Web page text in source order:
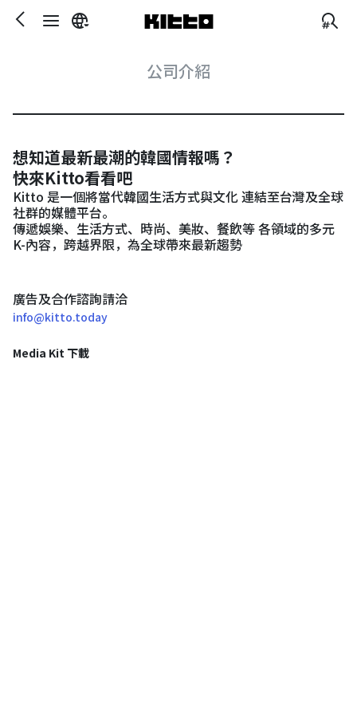
公司介紹
想知道最新最潮的韓國情報嗎？
快來Kitto看看吧
Kitto 是一個將當代韓國生活方式與文化 連結至台灣及全球
社群的媒體平台。
傳遞娛樂、生活方式、時尚、美妝、餐飲等 各領域的多元
K-內容，跨越界限，為全球帶來最新趨勢
廣告及合作諮詢請洽
info@kitto.today
Media Kit 下載